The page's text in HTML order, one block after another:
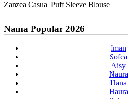
Zanzea Casual Puff Sleeve Blouse
Nama Popular 2026
Iman
Sofea
Aisy
Naura
Hana
Haura